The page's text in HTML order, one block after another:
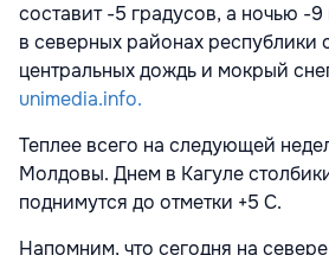
составит -5 градусов, а ночью -
в северных районах республики
центральных дождь и мокрый
unimedia.info.
Теплее всего на следующей
Молдовы. Днем в Кагуле
поднимутся до отметки +5 С.
Напомним, что сегодня на